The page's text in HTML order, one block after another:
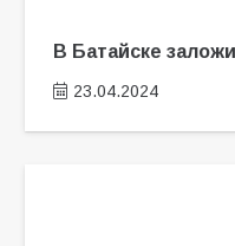
В Батайске
23.04.2024